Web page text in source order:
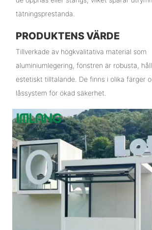
tätningsprestanda.
PRODUKTENS VÄRDE
Tillverkade av högkvalitativa material som
aluminiumlegering, fönstren är robusta,
estetiskt tilltalande. De finns i olika färger
låssystem för ökad säkerhet.